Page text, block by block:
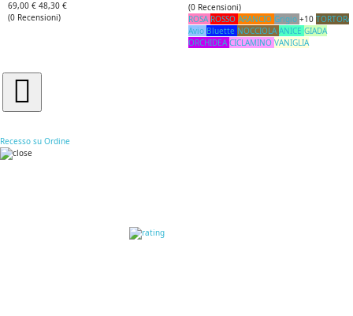
69,00 € 48,30 €
(0 Recensioni)
(0 Recensioni)
ROSA ROSSO ARANCIO Grigio +10 TORTORA
Avio Bluette NOCCIOLA ANICE GIADA
ORCHIDEA CICLAMINO VANIGLIA
Recesso su Ordine
RECENSIONI DEI